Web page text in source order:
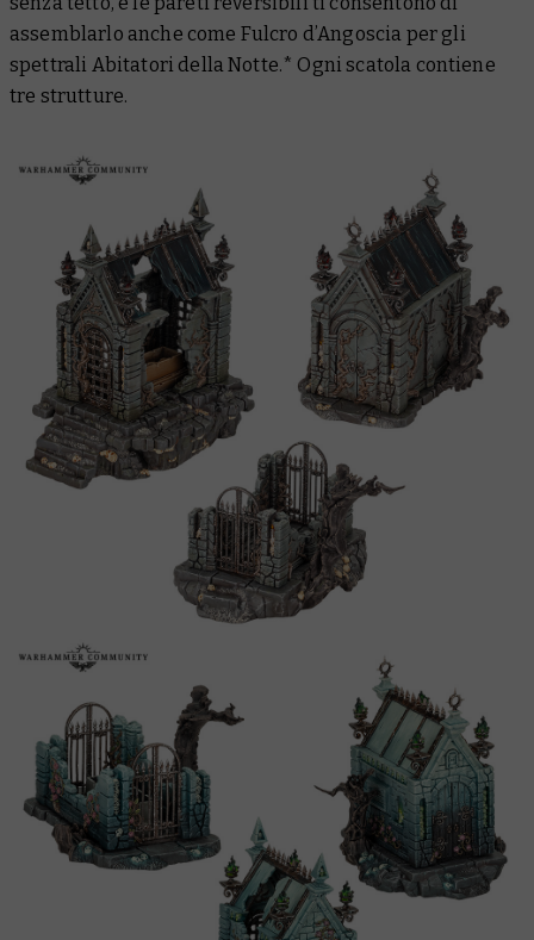
assemblarlo anche come Fulcro d’Angoscia per gli
spettrali Abitatori della Notte.* Ogni scatola contiene
tre strutture.